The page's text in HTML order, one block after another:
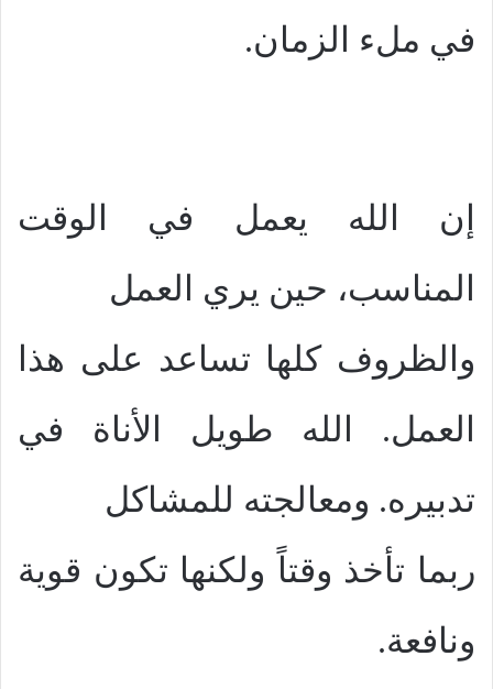
في ملء الزمان.
إن الله يعمل في الوقت
المناسب، حين يري العمل
والظروف كلها تساعد على هذا
العمل. الله طويل الأناة في
تدبيره. ومعالجته للمشاكل
ربما تأخذ وقتاً ولكنها تكون قوية
ونافعة.